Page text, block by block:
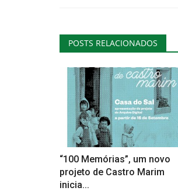
POSTS RELACIONADOS
“100 Memórias”, um novo
projeto de Castro Marim
inicia...